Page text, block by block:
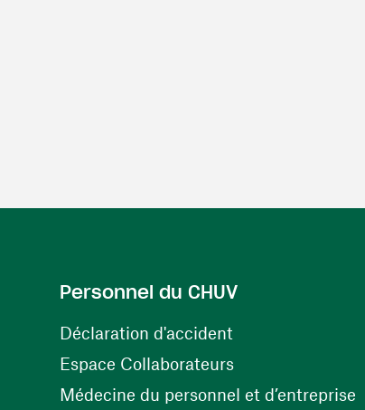
Personnel du CHUV
Déclaration d'accident(ouvre une
Espace Collaborateurs(ouvre une
Médecine du personnel et d’entreprise